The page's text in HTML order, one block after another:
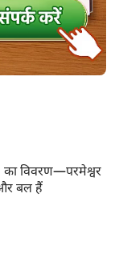
विवरण—परमेश्वर
बल हैं